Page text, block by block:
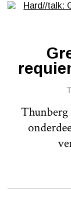
Thunberg